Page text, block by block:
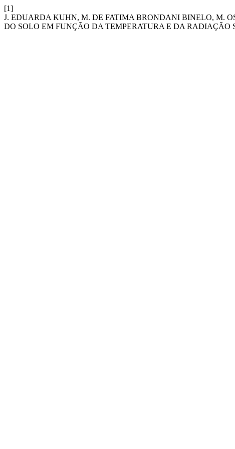
[1]
J. EDUARDA KUHN, M. DE FATIMA BRONDANI BINELO, M.
DO SOLO EM FUNÇÃO DA TEMPERATURA E DA RADIAÇÃO